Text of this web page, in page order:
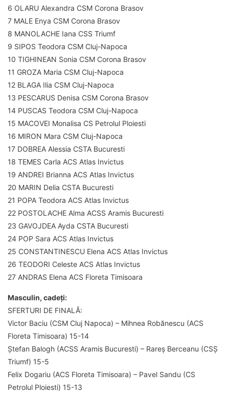
6 OLARU Alexandra CSM Corona Brasov
7 MALE Enya CSM Corona Brasov
8 MANOLACHE Iana CSS Triumf
9 SIPOS Teodora CSM Cluj-Napoca
10 TIGHINEAN Sonia CSM Corona Brasov
11 GROZA Maria CSM Cluj-Napoca
12 BLAGA Ilia CSM Cluj-Napoca
13 PESCARUS Denisa CSM Corona Brasov
14 PUSCAS Teodora CSM Cluj-Napoca
15 MACOVEI Monalisa CS Petrolul Ploiesti
16 MIRON Mara CSM Cluj-Napoca
17 DOBREA Alessia CSTA Bucuresti
18 TEMES Carla ACS Atlas Invictus
19 ANDREI Brianna ACS Atlas Invictus
20 MARIN Delia CSTA Bucuresti
21 POPA Teodora ACS Atlas Invictus
22 POSTOLACHE Alma ACSS Aramis Bucuresti
23 GAVOJDEA Ayda CSTA Bucuresti
24 POP Sara ACS Atlas Invictus
25 CONSTANTINESCU Elena ACS Atlas Invictus
26 TEODORI Celeste ACS Atlas Invictus
27 ANDRAS Elena ACS Floreta Timisoara
Masculin, cadeți:
SFERTURI DE FINALĂ:
Victor Baciu (CSM Cluj Napoca) – Mihnea Robănescu (ACS
Floreta Timisoara) 15-14
Ștefan Balogh (ACSS Aramis Bucuresti) – Rareș Berceanu (CSȘ
Triumf) 15-5
Felix Dogariu (ACS Floreta Timisoara) – Pavel Sandu (CS
Petrolul Ploiesti) 15-13